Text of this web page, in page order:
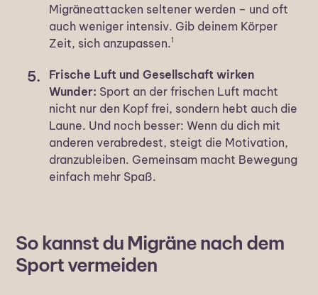
Migräneattacken seltener werden – und oft
auch weniger intensiv. Gib deinem Körper
Zeit, sich anzupassen.1
Frische Luft und Gesellschaft wirken
Wunder: Sport an der frischen Luft macht
nicht nur den Kopf frei, sondern hebt auch die
Laune. Und noch besser: Wenn du dich mit
anderen verabredest, steigt die Motivation,
dranzubleiben. Gemeinsam macht Bewegung
einfach mehr Spaß.
So kannst du Migräne nach dem
Sport vermeiden